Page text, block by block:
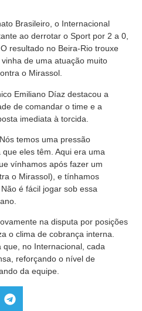
Brasileiro, o Internacional
ao derrotar o Sport por 2 a 0,
resultado no Beira-Rio trouxe
de uma atuação muito
o Mirassol.
Emiliano Díaz destacou a
de comandar o time e a
imediata à torcida.
temos uma pressão
eles têm. Aqui era uma
vínhamos após fazer um
o Mirassol), e tínhamos
é fácil jogar sob essa
na disputa por posições
o clima de cobrança interna.
que, no Internacional, cada
reforçando o nível de
da equipe.